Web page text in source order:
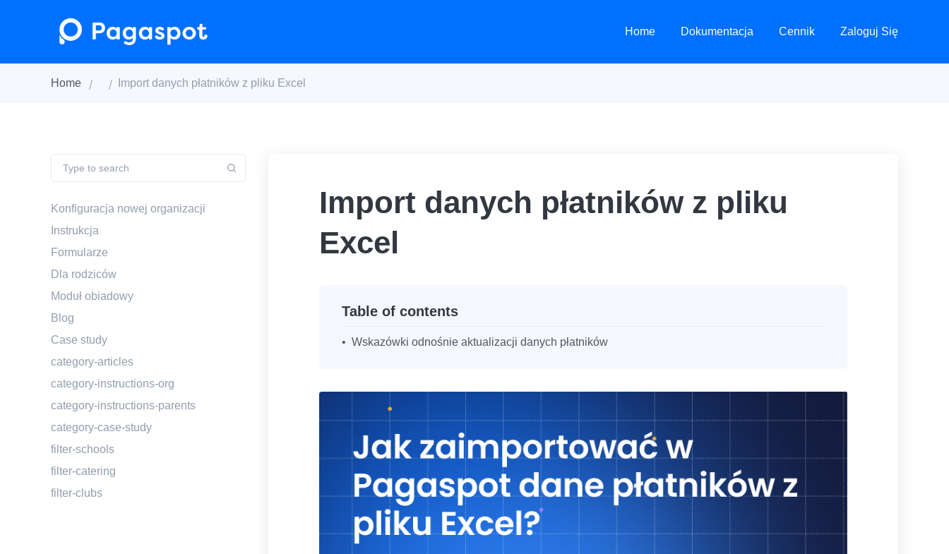
Home Dokumentacja Cennik Zaloguj Się
Home Import danych płatników z pliku Excel
Konfiguracja nowej organizacji
Instrukcja
Formularze
Dla rodziców
Moduł obiadowy
Blog
Case study
category-articles
category-instructions-org
category-instructions-parents
category-case-study
filter-schools
filter-catering
filter-clubs
Import danych płatników z pliku
Excel
Table of contents
Wskazówki odnośnie aktualizacji danych płatników